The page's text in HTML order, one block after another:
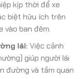
kịp thời để xe
biệt hữu ích trên
vào ban đêm.
lái: Việc cảnh
giúp người lái
đường và tầm quan